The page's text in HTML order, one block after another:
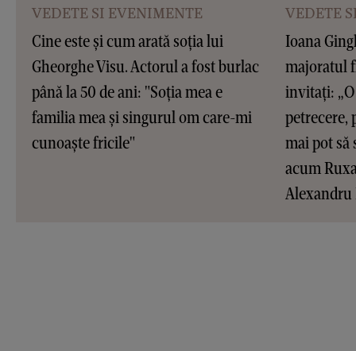
VEDETE SI EVENIMENTE
Cine este și cum arată soția lui
Gheorghe Visu. Actorul a fost burlac
până la 50 de ani: "Soția mea e
familia mea și singurul om care-mi
cunoaște fricile"
VEDETE
Ioana
majoratul
invitați:
petrecere,
mai pot să
acum
Alexandru